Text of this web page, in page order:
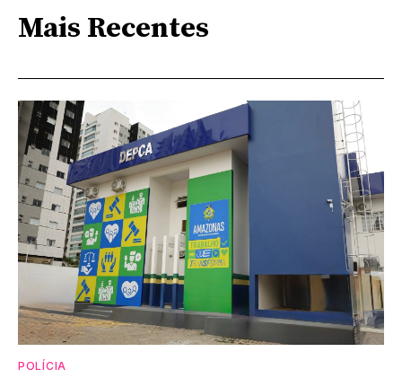
Mais Recentes
POLÍCIA